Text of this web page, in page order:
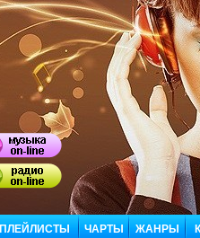
ПЛЕЙЛИСТЫ ЧАРТЫ ЖАНРЫ